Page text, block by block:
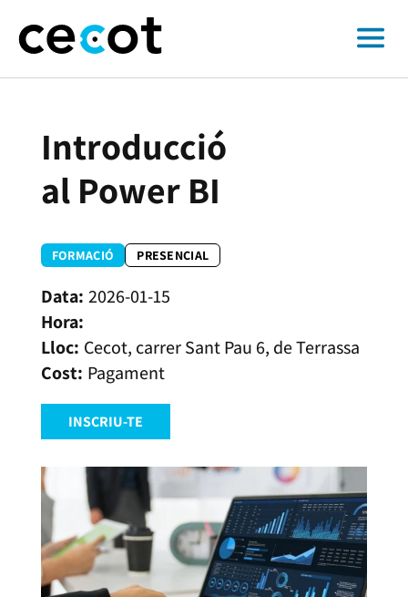
Introducció
al Power BI
FORMACIÓ PRESENCIAL
2026-01-15
Cecot, carrer Sant Pau 6, de Terrassa
Pagament
INSCRIU-TE